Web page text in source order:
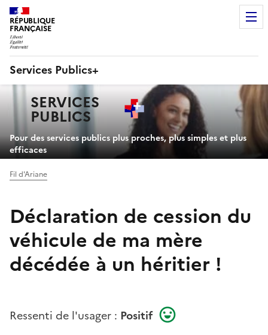
RÉPUBLIQUE
FRANÇAISE
Services Publics+
principaleSERVICES
PUBLICS+
Pour des services publics plus proches, plus simples et plus
efficaces
Fil d'Ariane
Déclaration de cession du
véhicule de ma mère
décédée à un héritier !
Ressenti de l'usager : Positif